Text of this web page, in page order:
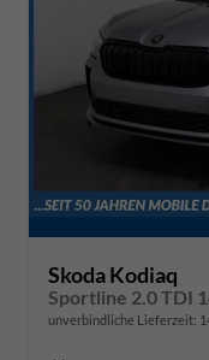
Skoda Kodiaq
Sportline 2.0 TDI
unverbindliche Lieferzeit: